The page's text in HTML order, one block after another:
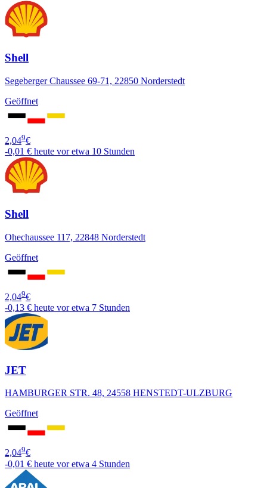
Shell
Segeberger Chaussee 69-71, 22850 Norderstedt
Geöffnet
2,049€
-0,01 € heute vor etwa 10 Stunden
Shell
Ohechaussee 117, 22848 Norderstedt
Geöffnet
2,049€
-0,13 € heute vor etwa 7 Stunden
JET
HAMBURGER STR. 48, 24558 HENSTEDT-ULZBURG
Geöffnet
2,049€
-0,01 € heute vor etwa 4 Stunden